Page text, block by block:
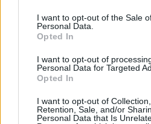
I want to opt-out of the Sale
Personal Data.
Opted In
I want to opt-out of
Personal Data for Targeted
Opted In
I want to opt-out of Collection,
Retention, Sale, and/or
Personal Data that Is
Geriausias kino teatrų ir
pasiekimas (naujas
Geriausias animacinis
garnys“,